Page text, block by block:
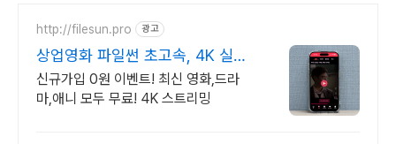
http://filesun.pro 광고
상업영화 파일썬 초고속, 4K 실시
간 보기!
신규가입 0원 이벤트! 최신 영화,드라
마,애니 모두 무료! 4K 스트리밍